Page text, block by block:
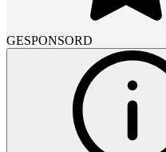
GESPONSORD